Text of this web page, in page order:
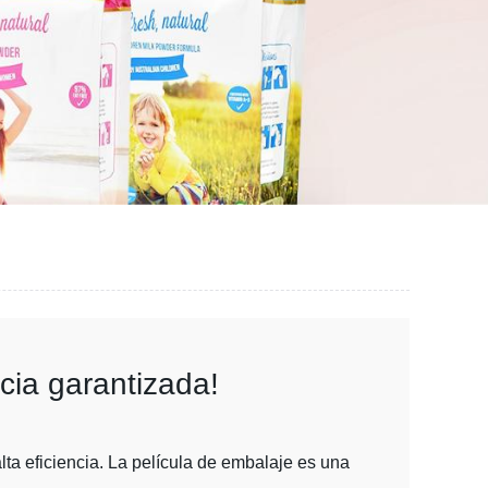
garantizada!
eficiencia. La película de embalaje es una